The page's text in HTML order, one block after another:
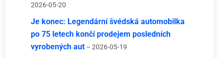
2026-05-20
Je konec: Legendární švédská automobilka
po 75 letech končí prodejem posledních
vyrobených aut – 2026-05-19